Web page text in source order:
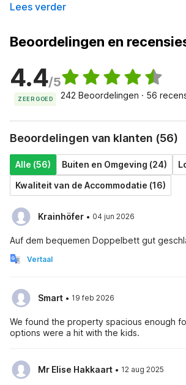
Lees verder
Beoordelingen en
4.4/5
ZEER GOED 242 Beoordelingen · 56
Beoordelingen van klanten (56)
Alle (56) Buiten en Omgeving (24)
Kwaliteit van de Accommodatie (16)
Krainhöfer · 04 jun 2026
Auf dem bequemen Doppelbett gut
Vertaal
Smart · 19 feb 2026
We found the property spacious enough
options were a hit with the kids.
Mr Elise Hakkaart · 12 aug 2025